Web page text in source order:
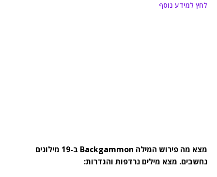
לחץ למידע נוסף
מצא מה פירוש המילה Backgammon ב-19 מילונים
נחשבים. מצא מילים נרדפות והגדרות: